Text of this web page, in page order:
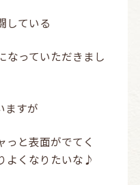
している
なっていただきまし
ますが
っと表面がでてく
よくなりたいな♪